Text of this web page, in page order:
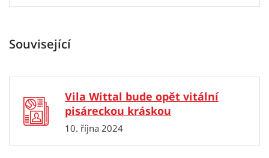
Související
Vila Wittal bude opět vitální
pisáreckou kráskou
10. října 2024